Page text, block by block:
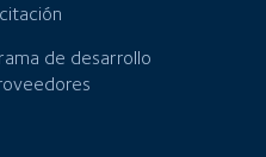
de desarrollo